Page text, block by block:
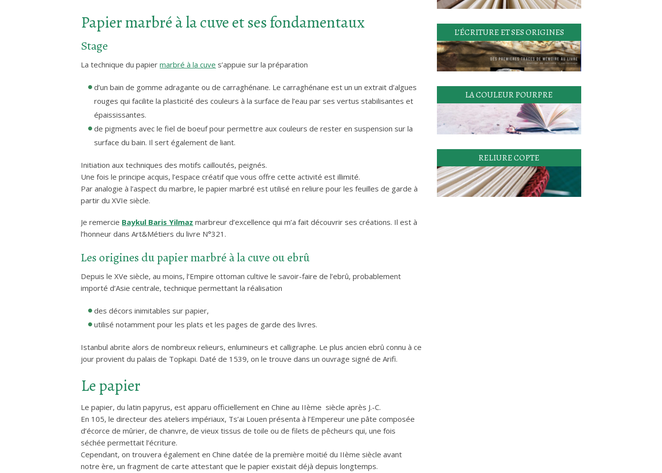
Papier marbré à la cuve et ses fondamentaux
Stage
La technique du papiermarbré à la cuve s’appuie sur la préparation
d’un bain de gomme adragante ou de carraghénane. Le carraghénane est un un extrait d’algues
rouges qui facilite la plasticité des couleurs à la surface de l’eau par ses vertus stabilisantes et
épaississantes.
de pigments avec le fiel de boeuf pour permettre aux couleurs de rester en suspension sur la
surface du bain. Il sert également de liant.
Initiation aux techniques des motifs cailloutés, peignés.
Une fois le principe acquis, l’espace créatif que vous offre cette activité est illimité.
Par analogie à l’aspect du marbre, le papier marbré est utilisé en reliure pour les feuilles de garde à
partir du XVIe siècle.
Je remercie Baykul Baris Yilmaz marbreur d’excellence qui m’a fait découvrir ses créations. Il est à
l’honneur dans Art&Métiers du livre N°321.
Les origines du papier marbré à la cuve ou ebrû
Depuis le XVe siècle, au moins, l’Empire ottoman cultive le savoir-faire de l’ebrû, probablement
importé d’Asie centrale, technique permettant la réalisation
des décors inimitables sur papier,
utilisé notamment pour les plats et les pages de garde des livres.
Istanbul abrite alors de nombreux relieurs, enlumineurs et calligraphe. Le plus ancien ebrû connu à ce
jour provient du palais de Topkapi. Daté de 1539, on le trouve dans un ouvrage signé de Arifi.
Le papier
Le papier, du latin papyrus, est apparu officiellement en Chine au IIème siècle après J.-C.
En 105, le directeur des ateliers impériaux, Ts’ai Louen présenta à l’Empereur une pâte composée
d’écorce de mûrier, de chanvre, de vieux tissus de toile ou de filets de pêcheurs qui, une fois
séchée permettait l’écriture.
Cependant, on trouvera également en Chine datée de la première moitié du IIème siècle avant
notre ère, un fragment de carte attestant que le papier existait déjà depuis longtemps.
L’ÉCRITURE ET SES ORIGINES
LA COULEUR POURPRE
RELIURE COPTE